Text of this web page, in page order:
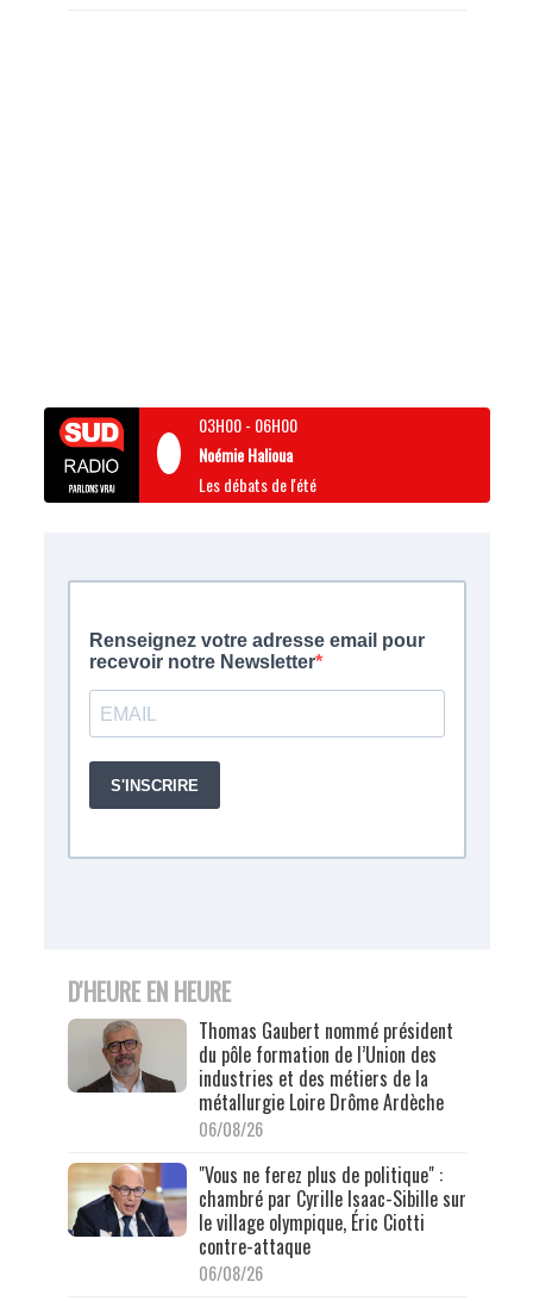
03H00- 06H00
Noémie Halioua
Les débats de l'été
D'HEURE EN HEURE
Thomas Gaubert nommé président
du pôle formation de l’Union des
industries et des métiers de la
métallurgie Loire Drôme Ardèche
06/08/26
"Vous ne ferez plus de politique" :
chambré par Cyrille Isaac-Sibille sur
le village olympique, Éric Ciotti
contre-attaque
06/08/26